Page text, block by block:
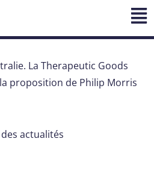
La Therapeutic Goods
proposition de Philip Morris
actualités